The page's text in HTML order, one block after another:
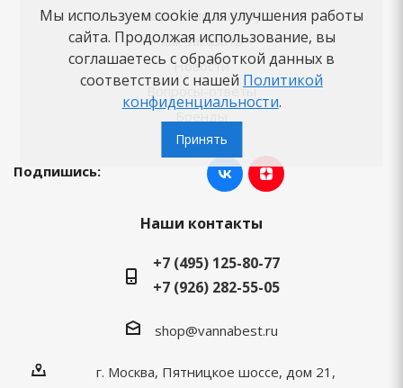
Советы по выбору
Как заказать
Новости
Вопросы-ответы
Подпишись:
Наши контакты
+7 (495) 125-80-77
+7 (926) 282-55-05
shop@vannabest.ru
г. Москва, Пятницкое шоссе, дом 21,
Мы используем cookie для улучшения работы
сайта. Продолжая использование, вы
соглашаетесь с обработкой данных в
соответствии с нашей Политикой
конфиденциальности.
Принять